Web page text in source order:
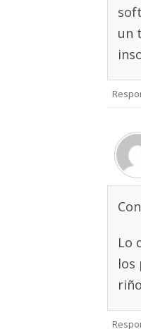
un
Lo
los